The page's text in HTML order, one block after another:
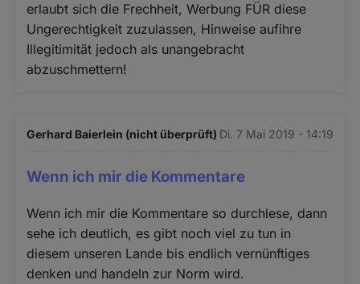
erlaubt sich die Frechheit, Werbung FÜR diese
Ungerechtigkeit zuzulassen, Hinweise aufihre
Illegitimität jedoch als unangebracht
abzuschmettern!
Gerhard Baierlein (nicht überprüft) Di. 7 Mai 2019 - 14:19
Wenn ich mir die Kommentare
Wenn ich mir die Kommentare so durchlese, dann
sehe ich deutlich, es gibt noch viel zu tun in
diesem unseren Lande bis endlich vernünftiges
denken und handeln zur Norm wird.